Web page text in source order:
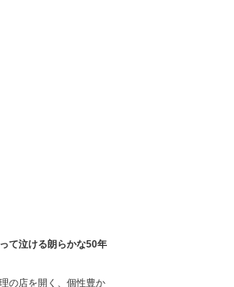
て泣ける朗らかな50年
の店を開く、個性豊か